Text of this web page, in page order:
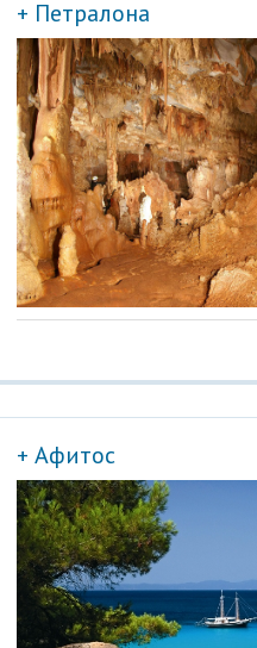
+ Петралона
+ Афитос